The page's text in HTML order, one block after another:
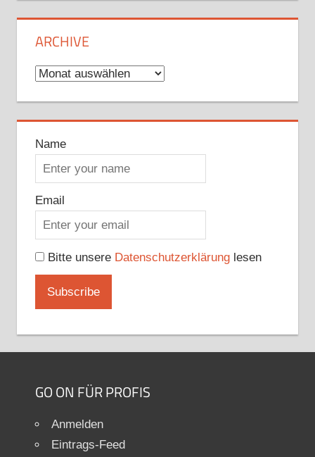
ARCHIVE
Archive
Name
Email
Bitte unsere Datenschutzerklärunglesen
GO ON FÜR PROFIS
Anmelden
Eintrags-Feed